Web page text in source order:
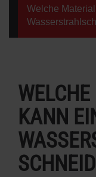
ERFAHREN SIE MEHR
Welche
KANN